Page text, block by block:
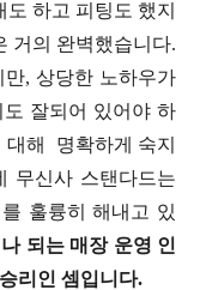
하고 피팅도 했지
거의 완벽했습니다.
, 상당한 노하우가
잘되어 있어야 하
해 명확하게 숙지
무신사 스탠다드는
훌륭히 해내고 있
되는 매장 운영 인
리인 셈입니다.